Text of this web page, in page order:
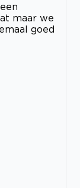
maar we
goed